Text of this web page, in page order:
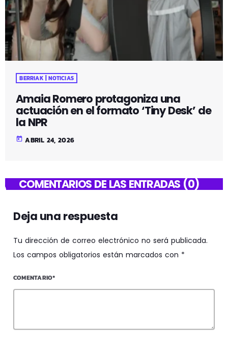
BERRIAK | NOTICIAS
Amaia Romero protagoniza una
actuación en el formato ‘Tiny Desk’ de
la NPR
today ABRIL 24, 2026
COMENTARIOS DE LAS ENTRADAS (0)
Deja una respuesta
Tu dirección de correo electrónico no será publicada.
Los campos obligatorios están marcados con *
COMENTARIO*